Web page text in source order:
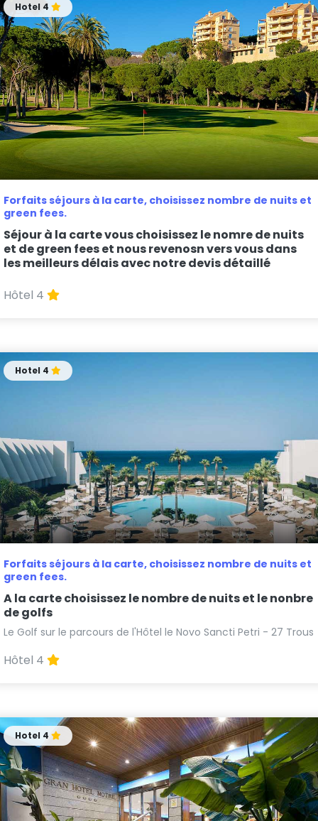
Forfaits séjours à la carte, choisissez nombre de nuits et
green fees.
Hotel 4
Séjour à la carte vous choisissez le nomre de nuits
et de green fees et nous revenosn vers vous dans
les meilleurs délais avec notre devis détaillé
Hôtel 4
Forfaits séjours à la carte, choisissez nombre de nuits et
green fees.
Hotel 4
A la carte choisissez le nombre de nuits et le nonbre
de golfs
Le Golf sur le parcours de l'Hôtel le Novo Sancti Petri - 27 Trous
Hôtel 4
Hotel 4